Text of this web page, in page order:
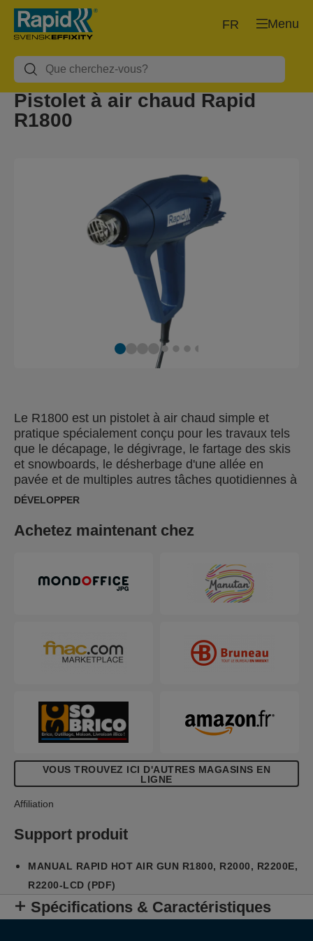
Menu
FR
Pistolet à air chaud Rapid
R1800
Le R1800 est un pistolet à air chaud simple et
pratique spécialement conçu pour les travaux tels
que le décapage, le dégivrage, le fartage des skis
et snowboards, le désherbage d'une allée en
pavée et de multiples autres tâches quotidiennes à
la maison, dans la cour ou au garage. Avec une
température à deux niveaux (300°C et 550°C) et
également d'une protection de poignée, l'utilisateur
se sentira en toute sécurité.
DÉVELOPPER
Achetez maintenant chez
VOUS TROUVEZ ICI D'AUTRES MAGASINS EN
LIGNE
Affiliation
Support produit
MANUAL RAPID HOT AIR GUN R1800, R2000, R2200E,
R2200-LCD (PDF)
Spécifications & Caractéristiques